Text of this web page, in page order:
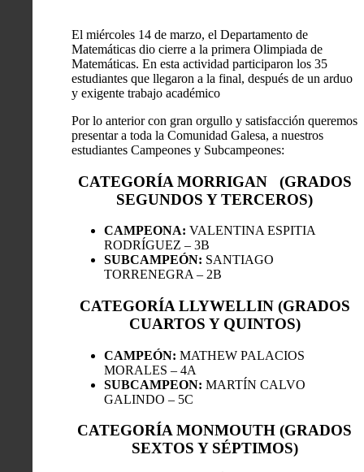
El miércoles 14 de marzo, el Departamento de
Matemáticas dio cierre a la primera Olimpiada de
Matemáticas. En esta actividad participaron los 35
estudiantes que llegaron a la final, después de un arduo
y exigente trabajo académico
Por lo anterior con gran orgullo y satisfacción queremos
presentar a toda la Comunidad Galesa, a nuestros
estudiantes Campeones y Subcampeones:
CATEGORÍA MORRIGAN (GRADOS
SEGUNDOS Y TERCEROS)
CAMPEONA: VALENTINA ESPITIA
RODRÍGUEZ – 3B
SUBCAMPEÓN: SANTIAGO
TORRENEGRA – 2B
CATEGORÍA LLYWELLIN (GRADOS
CUARTOS Y QUINTOS)
CAMPEÓN: MATHEW PALACIOS
MORALES – 4A
SUBCAMPEON: MARTÍN CALVO
GALINDO – 5C
CATEGORÍA MONMOUTH (GRADOS
SEXTOS Y SÉPTIMOS)